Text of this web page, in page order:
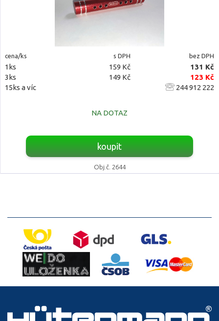
cena/ks s DPH bez DPH
1ks 159 Kč
131 Kč
3ks
149 Kč
123 Kč
15ks a víc
244 912 222
NA DOTAZ
koupit
Obj.č. 2644